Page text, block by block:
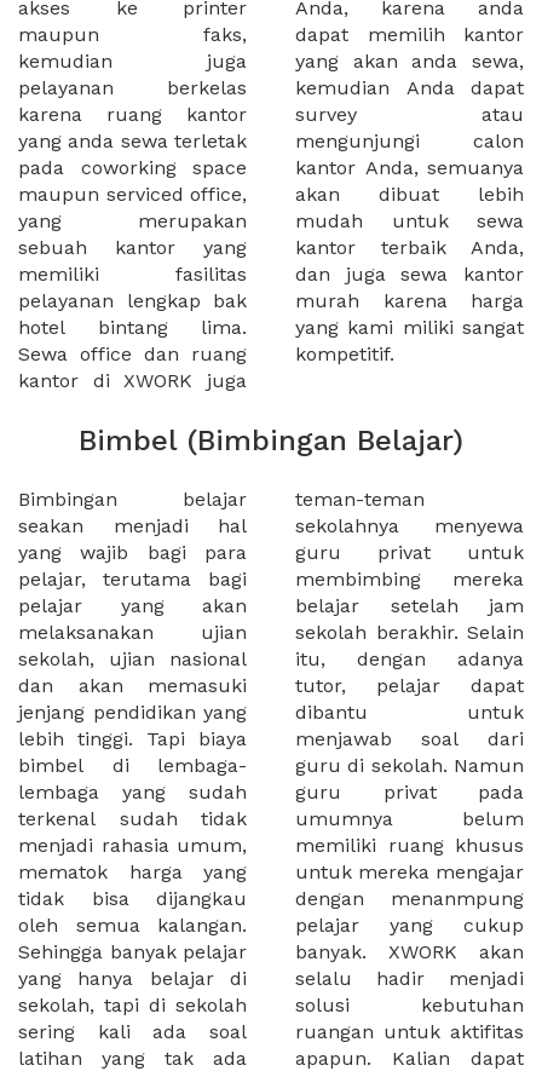
akses ke printer
maupun faks,
kemudian juga
pelayanan berkelas
karena ruang kantor
yang anda sewa terletak
pada coworking space
maupun serviced office,
yang merupakan
sebuah kantor yang
memiliki fasilitas
pelayanan lengkap bak
hotel bintang lima.
Sewa office dan ruang
kantor di XWORK juga
Anda, karena anda
dapat memilih kantor
yang akan anda sewa,
kemudian Anda dapat
survey atau
mengunjungi calon
kantor Anda, semuanya
akan dibuat lebih
mudah untuk sewa
kantor terbaik Anda,
dan juga sewa kantor
murah karena harga
yang kami miliki sangat
kompetitif.
Bimbel (Bimbingan Belajar)
Bimbingan belajar
seakan menjadi hal
yang wajib bagi para
pelajar, terutama bagi
pelajar yang akan
melaksanakan ujian
sekolah, ujian nasional
dan akan memasuki
jenjang pendidikan yang
lebih tinggi. Tapi biaya
bimbel di lembaga-
lembaga yang sudah
terkenal sudah tidak
menjadi rahasia umum,
mematok harga yang
tidak bisa dijangkau
oleh semua kalangan.
Sehingga banyak pelajar
yang hanya belajar di
sekolah, tapi di sekolah
sering kali ada soal
latihan yang tak ada
teman-teman
sekolahnya menyewa
guru privat untuk
membimbing mereka
belajar setelah jam
sekolah berakhir. Selain
itu, dengan adanya
tutor, pelajar dapat
dibantu untuk
menjawab soal dari
guru di sekolah. Namun
guru privat pada
umumnya belum
memiliki ruang khusus
untuk mereka mengajar
dengan menanmpung
pelajar yang cukup
banyak. XWORK akan
selalu hadir menjadi
solusi kebutuhan
ruangan untuk aktifitas
apapun. Kalian dapat